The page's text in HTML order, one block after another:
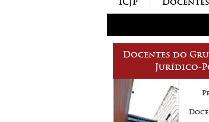
Docentes
ICJP
Docentes do
Jurídico-